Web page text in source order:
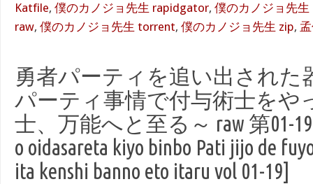
Katfile, 僕のカノジョ先生 rapidgator, 僕のカノジョ先生
raw, 僕のカノジョ先生 torrent, 僕のカノジョ先生 zip,
勇者パーティを追い出された
パーティ事情で付与術士をや
士、万能へと至る～ raw 第01-19
o oidasareta kiyo binbo Pati jijo de
ita kenshi banno eto itaru vol 01-19]